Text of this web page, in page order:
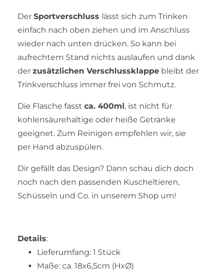
Der Sportverschluss lässt sich zum Trinken
einfach nach oben ziehen und im Anschluss
wieder nach unten drücken. So kann bei
aufrechtem Stand nichts auslaufen und dank
der zusätzlichen Verschlussklappe bleibt der
Trinkverschluss immer frei von Schmutz.
Die Flasche fasst ca. 400ml, ist nicht für
kohlensäurehaltige oder heiße Getränke
geeignet. Zum Reinigen empfehlen wir, sie
per Hand abzuspülen.
Dir gefällt das Design? Dann schau dich doch
noch nach den passenden Kuscheltieren,
Schüsseln und Co. in unserem Shop um!
Details:
Lieferumfang: 1 Stück
Maße: ca. 18x6,5cm (HxØ)